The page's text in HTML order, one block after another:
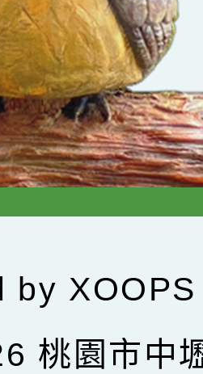
by XOOPS
桃園市中